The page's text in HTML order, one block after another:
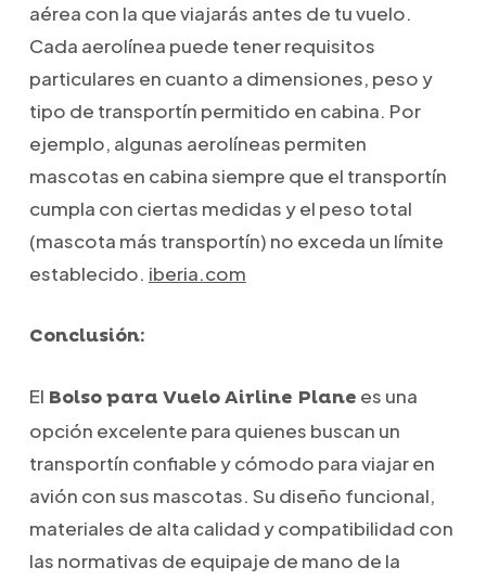
aérea con la que viajarás antes de tu vuelo.
Cada aerolínea puede tener requisitos
particulares en cuanto a dimensiones, peso y
tipo de transportín permitido en cabina. Por
ejemplo, algunas aerolíneas permiten
mascotas en cabina siempre que el transportín
cumpla con ciertas medidas y el peso total
(mascota más transportín) no exceda un límite
establecido. iberia.com
Conclusión:
El Bolso para Vuelo Airline Plane es una
opción excelente para quienes buscan un
transportín confiable y cómodo para viajar en
avión con sus mascotas. Su diseño funcional,
materiales de alta calidad y compatibilidad con
las normativas de equipaje de mano de la